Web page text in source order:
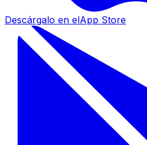
Descárgalo en elApp Store